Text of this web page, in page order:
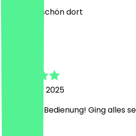
War sehr schön dort
5 October 2025
Sehr liebe Bedienung! Ging alles